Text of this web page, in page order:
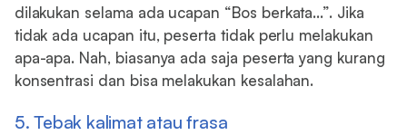
dilakukan selama ada ucapan “Bos berkata…”. Jika
tidak ada ucapan itu, peserta tidak perlu melakukan
apa-apa. Nah, biasanya ada saja peserta yang kurang
konsentrasi dan bisa melakukan kesalahan.
5. Tebak kalimat atau frasa